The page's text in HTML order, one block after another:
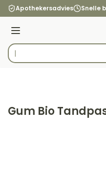
Ga naar de inhoud
Apothekersadvies Snelle
Menu
Product, merk,
Gum Bio